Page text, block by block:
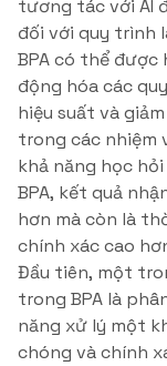
tương tác với AI
đối với quy trình
BPA có thể được
động hóa các
hiệu suất và
trong các nhiệm
khả năng học
BPA, kết quả
hơn mà còn là
chính xác cao
Đầu tiên, một
trong BPA là
năng xử lý một
chóng và chính